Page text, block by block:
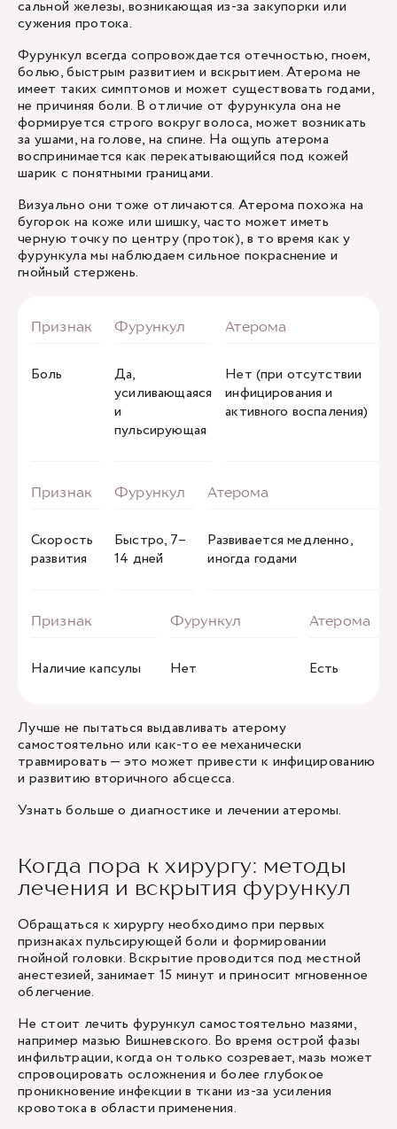
сальной железы, возникающая из-за закупорки или
сужения протока.
Фурункул всегда сопровождается отечностью, гноем,
болью, быстрым развитием и вскрытием. Атерома не
имеет таких симптомов и может существовать годами,
не причиняя боли. В отличие от фурункула она не
формируется строго вокруг волоса, может возникать
за ушами, на голове, на спине. На ощупь атерома
воспринимается как перекатывающийся под кожей
шарик с понятными границами.
Визуально они тоже отличаются. Атерома похожа на
бугорок на коже или шишку, часто может иметь
черную точку по центру (проток), в то время как у
фурункула мы наблюдаем сильное покраснение и
гнойный стержень.
Боль
Да,
усиливающаяся
и
пульсирующая
Нет (при отсутствии
инфицирования и
активного воспаления)
Скорость
развития
Быстро, 7–
14 дней
Развивается медленно,
иногда годами
Наличие капсулы Нет Есть
Лучше не пытаться выдавливать атерому
самостоятельно или как-то ее механически
травмировать — это может привести к инфицированию
и развитию вторичного абсцесса.
Узнать больше о диагностике и лечении атеромы.
Когда пора к хирургу: методы
лечения и вскрытия фурункул
Обращаться кхирургу необходимо при первых
признаках пульсирующей боли и формировании
гнойной головки. Вскрытие проводится под местной
анестезией, занимает 15 минут и приносит мгновенное
облегчение.
Не стоит лечить фурункул самостоятельно мазями,
например мазью Вишневского. Во время острой фазы
инфильтрации, когда он только созревает, мазь может
спровоцировать осложнения и более глубокое
проникновение инфекции в ткани из-за усиления
кровотока в области применения.